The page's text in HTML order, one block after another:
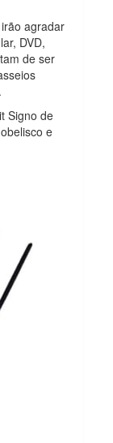
agradar
DVD,
de ser
Signo de
e